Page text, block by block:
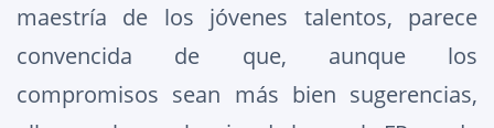
maestría de los jóvenes talentos, parece
convencida de que, aunque los
compromisos sean más bien sugerencias,